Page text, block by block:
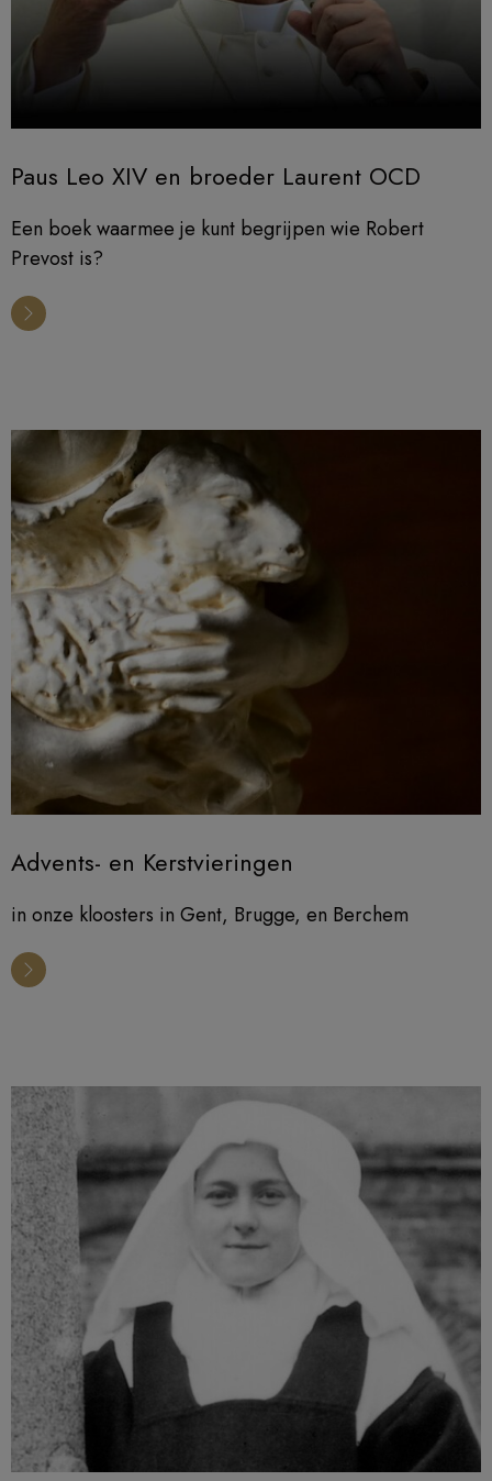
Paus Leo XIV en broeder Laurent OCD
Een boek waarmee je kunt begrijpen wie Robert
Prevost is?
Advents- en Kerstvieringen
in onze kloosters in Gent, Brugge, en Berchem